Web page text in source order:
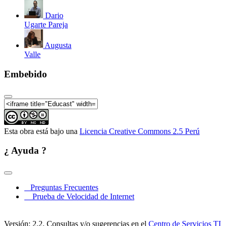
Dario
Ugarte Pareja
Augusta
Valle
Embebido
Esta obra está bajo una Licencia Creative Commons 2.5 Perú
¿ Ayuda ?
Preguntas Frecuentes
Prueba de Velocidad de Internet
Versión: 2.2. Consultas y/o sugerencias en el Centro de Servicios TI